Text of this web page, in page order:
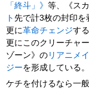
「終斗」》等、《ス
ト先で計3枚の封印を
更に革命チェンジす
更にこのクリーチャ
ゾーン》の リアニメ
ジーを形成している。
ケチを付けるなら一